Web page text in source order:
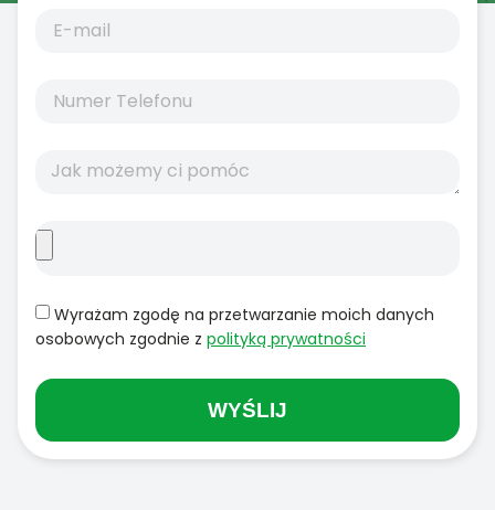
Wyrażam zgodę na przetwarzanie moich danych
osobowych zgodnie z polityką prywatności
WYŚLIJ